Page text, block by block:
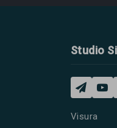
Studio
Visura